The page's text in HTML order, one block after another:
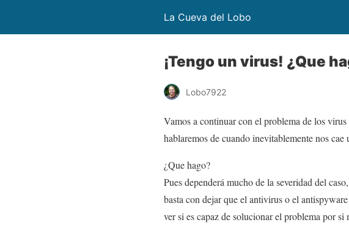
La Cueva del Lobo
¡Tengo un virus! ¿Que
Lobo7922
Vamos a continuar con el problema de los
hablaremos de cuando inevitablemente nos
¿Que hago?
Pues dependerá mucho de la severidad del
basta con dejar que el antivirus o el
ver si es capaz de solucionar el problema por si